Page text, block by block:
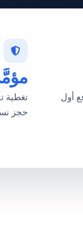
أول
تغطية
حجز